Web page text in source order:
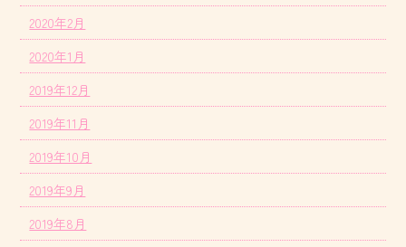
2020年2月
2020年1月
2019年12月
2019年11月
2019年10月
2019年9月
2019年8月